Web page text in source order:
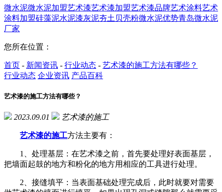
微水泥微水泥加盟艺术漆艺术漆加盟艺术漆品牌艺术涂料艺术
涂料加盟硅藻泥水泥漆灰泥夯土 贝壳粉微水泥优势青岛微水泥
厂家
您所在位置：
首页 - 新闻资讯 - 行业动态 - 艺术漆的施工方法有哪些？
行业动态 企业资讯 产品百科
艺术漆的施工方法有哪些？
2023.09.01 艺术漆的施工
艺术漆的施工方法主要有：
1、处理基层：在艺术漆之前，首先要处理好表面基层，
把墙面起鼓的地方和粉化的地方用相应的工具进行处理。
2、接缝填平：当表面基础处理完成后，此时就要对需要